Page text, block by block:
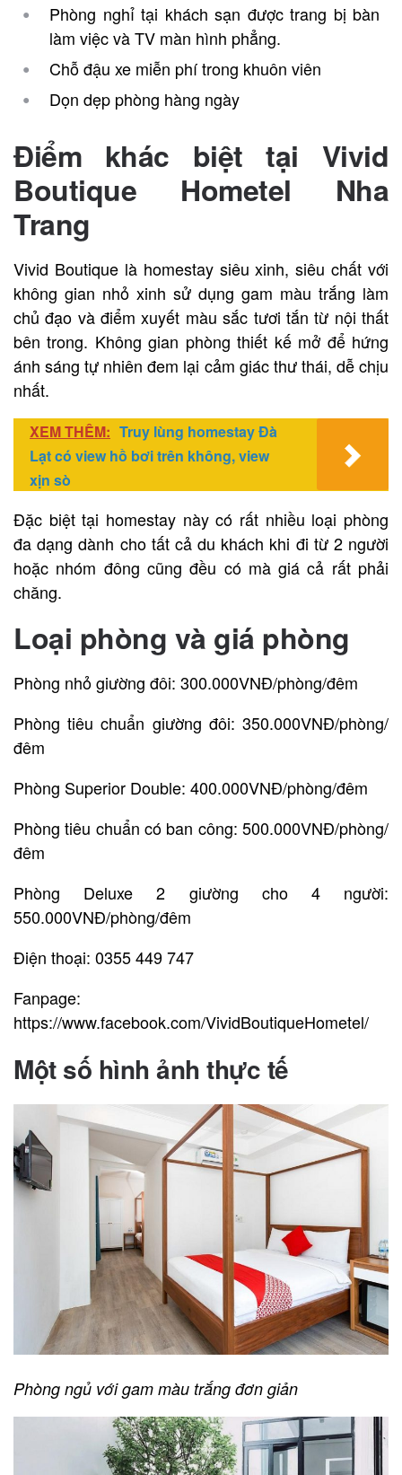
Phòng nghỉ tại khách sạn được trang bị bàn
làm việc và TV màn hình phẳng.
Chỗ đậu xe miễn phí trong khuôn viên
Dọn dẹp phòng hàng ngày
Điểm khác biệt tại Vivid
Boutique Hometel Nha
Trang
Vivid Boutique là homestay siêu xinh, siêu chất với
không gian nhỏ xinh sử dụng gam màu trắng làm
chủ đạo và điểm xuyết màu sắc tươi tắn từ nội thất
bên trong. Không gian phòng thiết kế mở để hứng
ánh sáng tự nhiên đem lại cảm giác thư thái, dễ chịu
nhất.
XEM THÊM: Truy lùng homestay Đà
Lạt có view hồ bơi trên không, view
xịn sò
Đặc biệt tại homestay này có rất nhiều loại phòng
đa dạng dành cho tất cả du khách khi đi từ 2 người
hoặc nhóm đông cũng đều có mà giá cả rất phải
chăng.
Loại phòng và giá phòng
Phòng nhỏ giường đôi: 300.000VNĐ/phòng/đêm
Phòng tiêu chuẩn giường đôi: 350.000VNĐ/phòng/
đêm
Phòng Superior Double: 400.000VNĐ/phòng/đêm
Phòng tiêu chuẩn có ban công: 500.000VNĐ/phòng/
đêm
Phòng Deluxe 2 giường cho 4 người:
550.000VNĐ/phòng/đêm
Điện thoại: 0355 449 747
Fanpage:
https://www.facebook.com/VividBoutiqueHometel/
Một số hình ảnh thực tế
Phòng ngủ với gam màu trắng đơn giản